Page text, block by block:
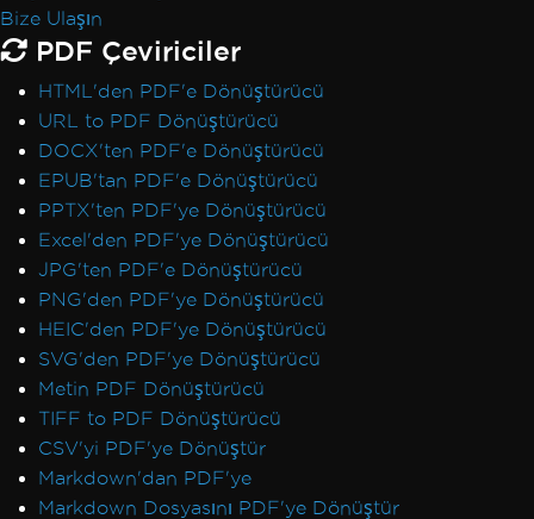
Bize Ulaşın
PDF Çeviriciler
HTML'den PDF'e Dönüştürücü
URL to PDF Dönüştürücü
DOCX'ten PDF'e Dönüştürücü
EPUB'tan PDF'e Dönüştürücü
PPTX'ten PDF'ye Dönüştürücü
Excel'den PDF'ye Dönüştürücü
JPG'ten PDF'e Dönüştürücü
PNG'den PDF'ye Dönüştürücü
HEIC'den PDF'ye Dönüştürücü
SVG'den PDF'ye Dönüştürücü
Metin PDF Dönüştürücü
TIFF to PDF Dönüştürücü
CSV'yi PDF'ye Dönüştür
Markdown'dan PDF'ye
Markdown Dosyasını PDF'ye Dönüştür